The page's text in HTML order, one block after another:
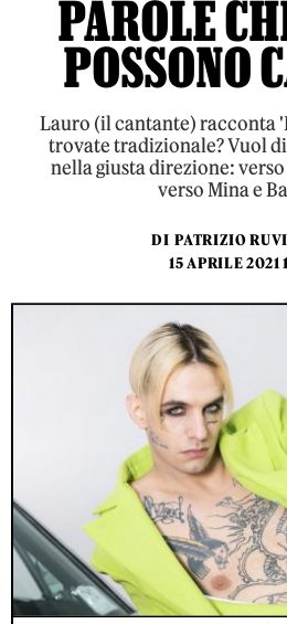
PAROLE
POSSONO
Lauro (il cantante) racconta
trovate tradizionale? Vuol
nella giusta direzione:
verso Mina e
DI PATRIZIO
15 APRILE 2021